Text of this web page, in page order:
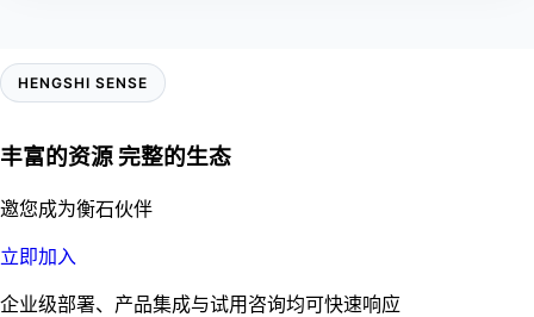
HENGSHI SENSE
丰富的资源 完整的生态
邀您成为衡石伙伴
立即加入
企业级部署、产品集成与试用咨询均可快速响应